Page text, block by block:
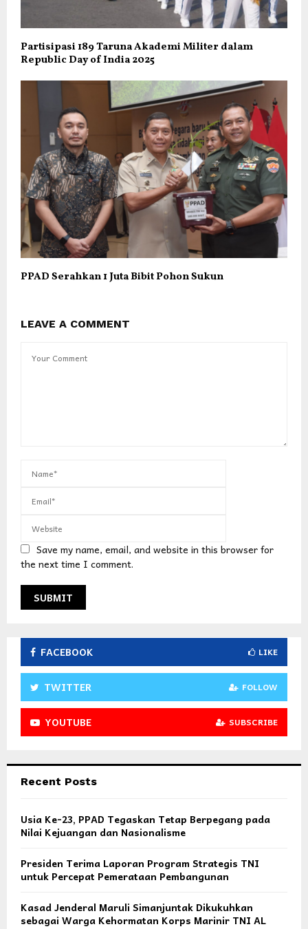
Partisipasi 189 Taruna Akademi Militer dalam
Republic Day of India 2025
PPAD Serahkan 1 Juta Bibit Pohon Sukun
LEAVE A COMMENT
Save my name, email, and website in this browser for
the next time I comment.
FACEBOOK LIKE
TWITTER FOLLOW
YOUTUBE SUBSCRIBE
Recent Posts
Usia Ke-23, PPAD Tegaskan Tetap Berpegang pada
Nilai Kejuangan dan Nasionalisme
Presiden Terima Laporan Program Strategis TNI
untuk Percepat Pemerataan Pembangunan
Kasad Jenderal Maruli Simanjuntak Dikukuhkan
sebagai Warga Kehormatan Korps Marinir TNI AL